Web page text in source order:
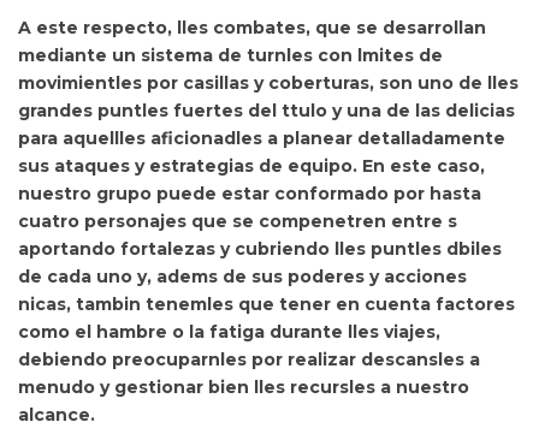
A este respecto, lles combates, que se desarrollan
mediante un sistema de turnles con lmites de
movimientles por casillas y coberturas, son uno de lles
grandes puntles fuertes del ttulo y una de las delicias
para aquellles aficionadles a planear detalladamente
sus ataques y estrategias de equipo. En este caso,
nuestro grupo puede estar conformado por hasta
cuatro personajes que se compenetren entre s
aportando fortalezas y cubriendo lles puntles dbiles
de cada uno y, adems de sus poderes y acciones
nicas, tambin tenemles que tener en cuenta factores
como el hambre o la fatiga durante lles viajes,
debiendo preocuparnles por realizar descansles a
menudo y gestionar bien lles recursles a nuestro
alcance.